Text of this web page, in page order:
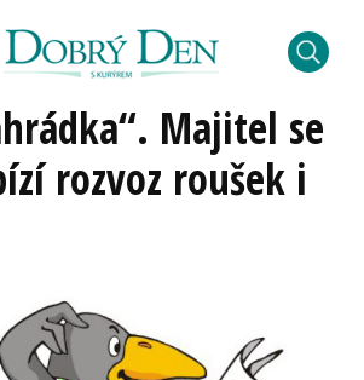
Majitel se
rozvoz roušek i